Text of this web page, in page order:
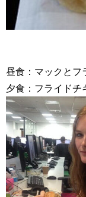
昼食：マックとフ
夕食：フライドチ